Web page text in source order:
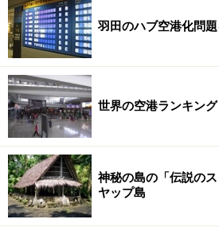
羽田のハブ空港化問
世界の空港ランキング
神秘の島の「伝説の
ヤップ島